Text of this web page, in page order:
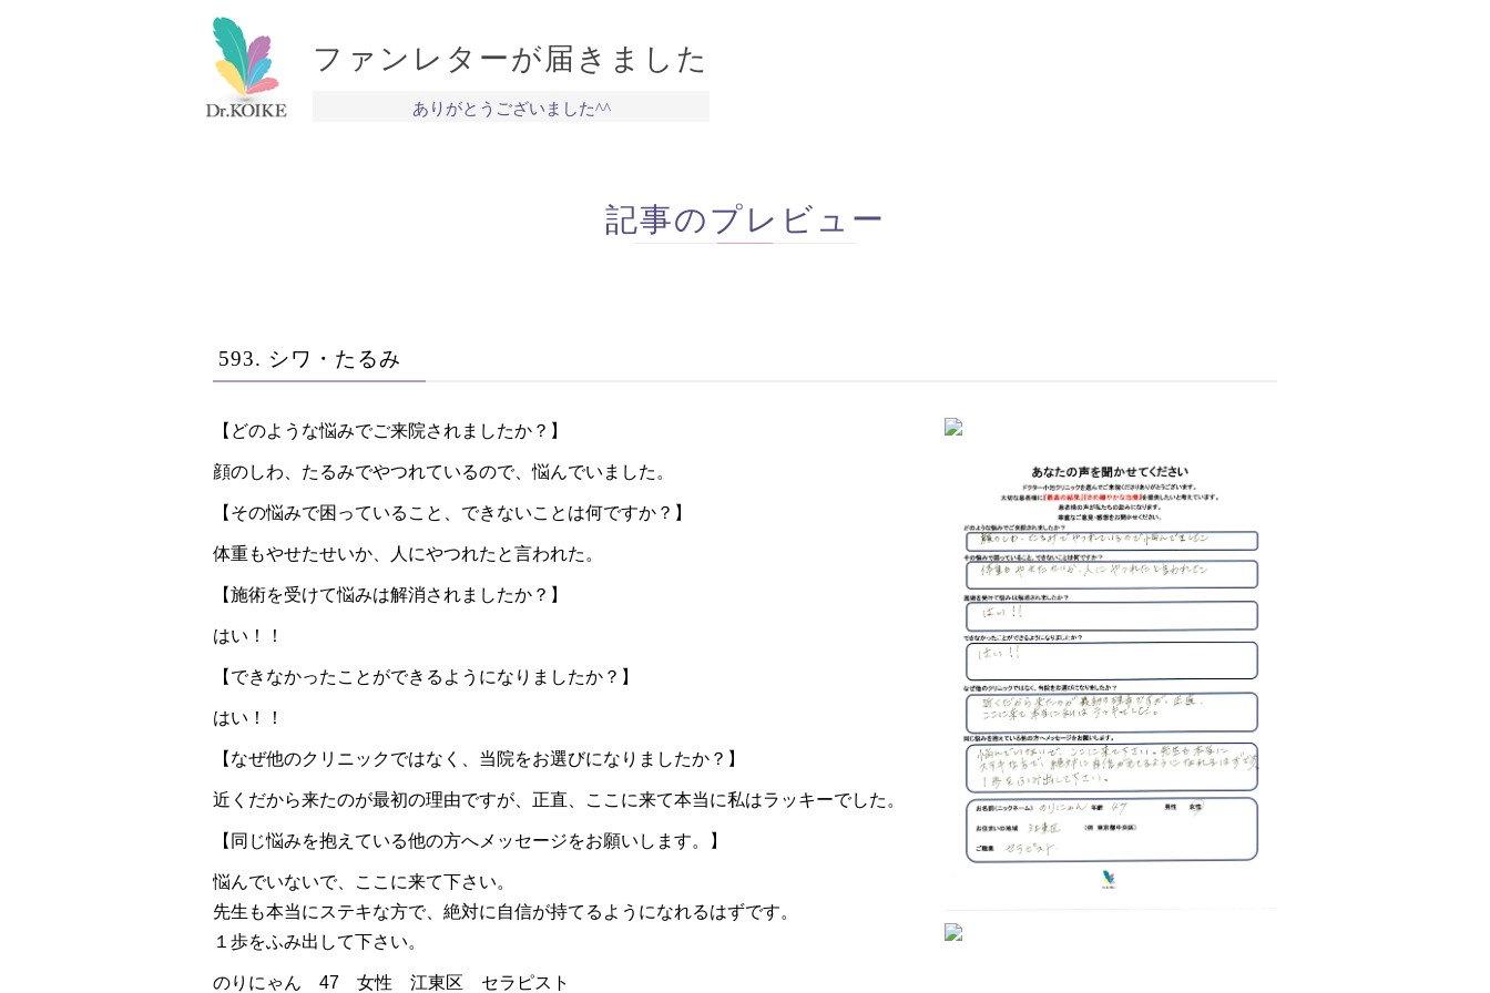
ファンレターが届きました
ありがとうございました^^
記事のプレビュー
593. シワ・たるみ
【どのような悩みでご来院されましたか？】
顔のしわ、たるみでやつれているので、悩んでいました。
【その悩みで困っていること、できないことは何ですか？】
体重もやせたせいか、人にやつれたと言われた。
【施術を受けて悩みは解消されましたか？】
はい！！
【できなかったことができるようになりましたか？】
はい！！
【なぜ他のクリニックではなく、当院をお選びになりましたか？】
近くだから来たのが最初の理由ですが、正直、ここに来て本当に私はラッキーでした。
【同じ悩みを抱えている他の方へメッセージをお願いします。】
悩んでいないで、ここに来て下さい。
先生も本当にステキな方で、絶対に自信が持てるようになれるはずです。
１歩をふみ出して下さい。
のりにゃん 47 女性 江東区 セラピスト